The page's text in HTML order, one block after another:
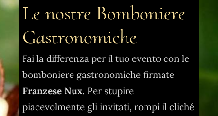
Le nostre Bomboniere
Gastronomiche
Fai la differenza per il tuo evento con le
bomboniere gastronomiche firmate
Franzese Nux. Per stupire
piacevolmente gli invitati, rompi il cliché